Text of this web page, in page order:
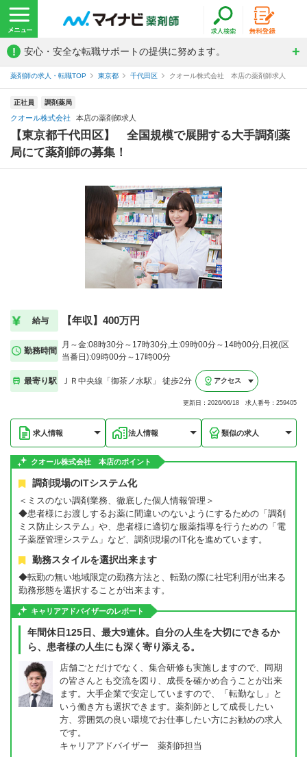
! 安心・安全な転職サポートの提供に努めます。
薬剤師の求人・転職TOP 東京都 千代田区 クオール株式会社 本店の薬剤師求人
正社員 調剤薬局
クオール株式会社 本店の薬剤師求人
【東京都千代田区】 全国規模で展開する大手調剤薬
局にて薬剤師の募集！
給与 【年収】400万円
勤務時間
月～金:08時30分～17時30分,土:09時00分～14時00分,日祝(区
当番日):09時00分～17時00分
最寄り駅 ＪＲ中央線「御茶ノ水駅」 徒歩2分 アクセス
更新日：2026/06/18 求人番号：259405
求人情報 法人情報 類似の求人
クオール株式会社 本店のポイント
調剤現場のITシステム化
＜ミスのない調剤業務、徹底した個人情報管理＞
◆患者様にお渡しするお薬に間違いのないようにするための「調剤
ミス防止システム」や、患者様に適切な服薬指導を行うための「電
子薬歴管理システム」など、調剤現場のIT化を進めています。
勤務スタイルを選択出来ます
◆転勤の無い地域限定の勤務方法と、転勤の際に社宅利用が出来る
勤務形態を選択することが出来ます。
キャリアアドバイザーのレポート
年間休日125日、最大9連休。自分の人生を大切にできるか
ら、患者様の人生にも深く寄り添える。
店舗ごとだけでなく、集合研修も実施しますので、同期
の皆さんとも交流を図り、成長を確かめ合うことが出来
ます。大手企業で安定していますので、「転勤なし」と
いう働き方も選択できます。薬剤師として成長したい
方、雰囲気の良い環境でお仕事したい方にお勧めの求人
です。
キャリアアドバイザー 薬剤師担当